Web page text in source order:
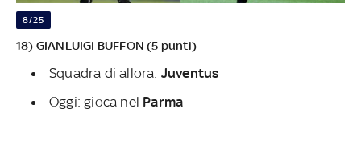
8/25
18) GIANLUIGI BUFFON (5 punti)
Squadra di allora: Juventus
Oggi: gioca nel Parma